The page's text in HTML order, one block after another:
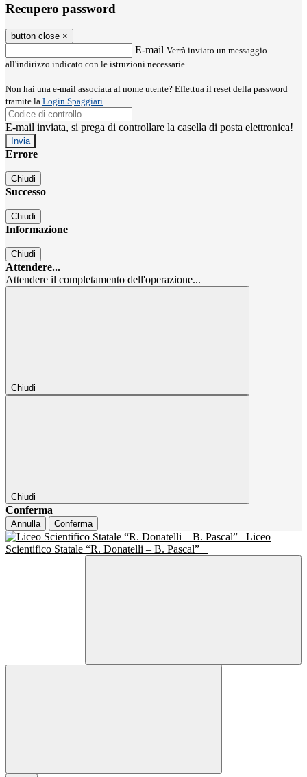
Recupero password
button close ×
E-mail Verrà inviato un messaggio
all'indirizzo indicato con le istruzioni necessarie.
Non hai una e-mail associata al nome utente? Effettua il reset della password
tramite la Login Spaggiari
E-mail inviata, si prega di controllare la casella di posta elettronica!
Errore
Chiudi
Successo
Chiudi
Informazione
Chiudi
Attendere...
Attendere il completamento dell'operazione...
Chiudi
Chiudi
Conferma
Annulla Conferma
Liceo
Scientifico Statale “R. Donatelli – B. Pascal”